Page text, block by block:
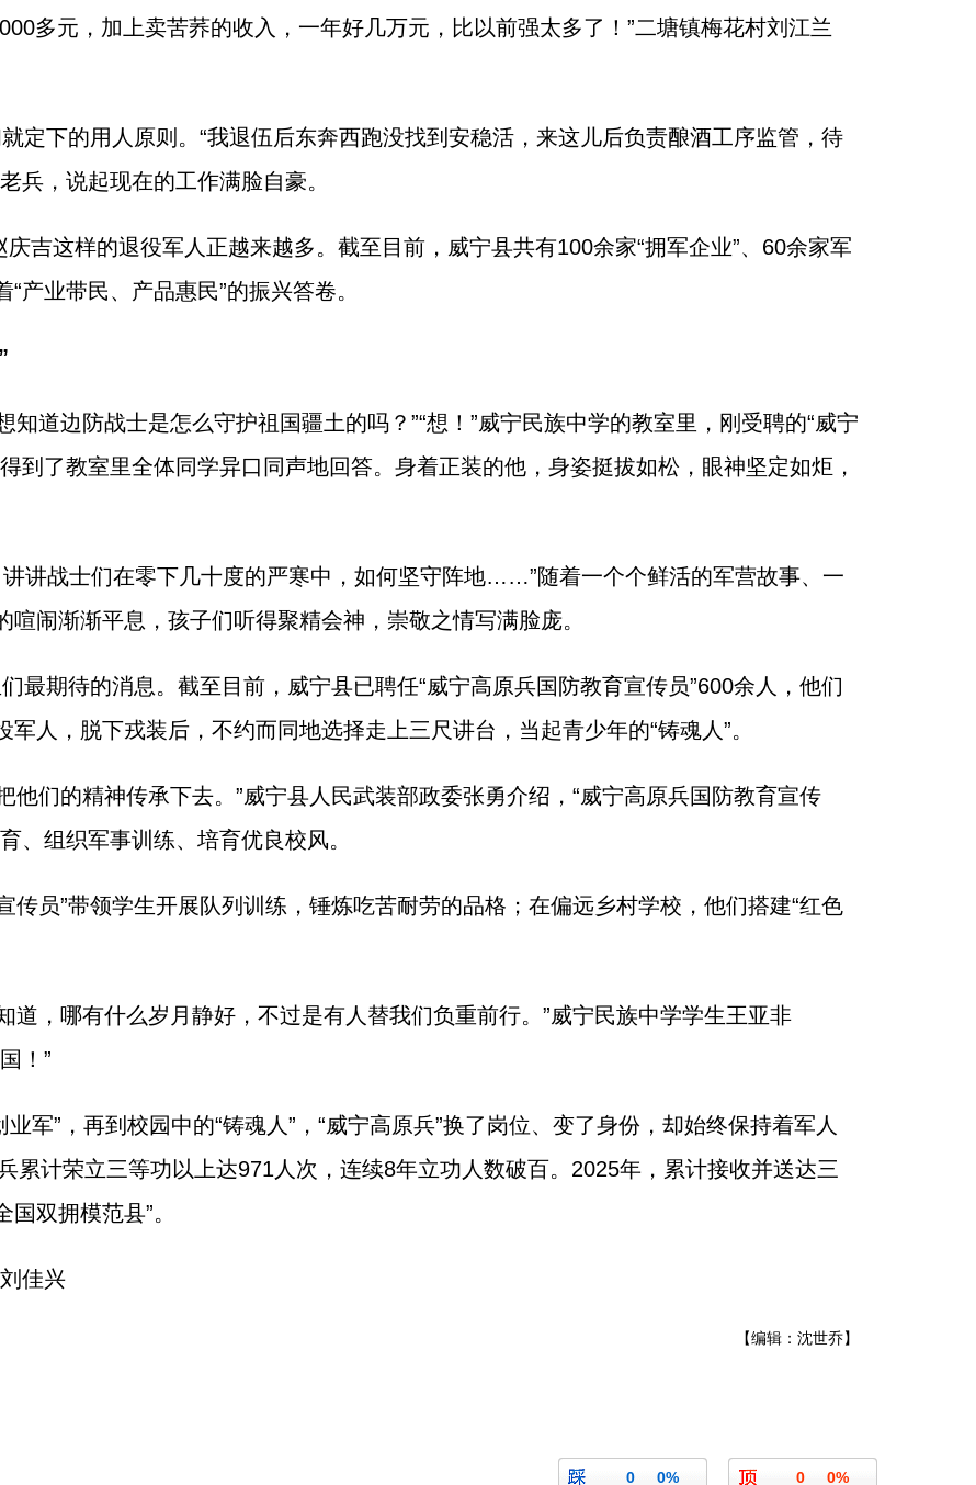
多元，加上卖苦荞的收入，一年好几万元，比以前强太多了！”二塘镇梅花村刘江兰
定下的用人原则。“我退伍后东奔西跑没找到安稳活，来这儿后负责酿酒工序监管，待
兵，说起现在的工作满脸自豪。
吉这样的退役军人正越来越多。截至目前，威宁县共有100余家“拥军企业”、60余家军
产业带民、产品惠民”的振兴答卷。
知道边防战士是怎么守护祖国疆土的吗？”“想！”威宁民族中学的教室里，刚受聘的“威宁
到了教室里全体同学异口同声地回答。身着正装的他，身姿挺拔如松，眼神坚定如炬，
讲讲战士们在零下几十度的严寒中，如何坚守阵地……”随着一个个鲜活的军营故事、一
闹渐渐平息，孩子们听得聚精会神，崇敬之情写满脸庞。
最期待的消息。截至目前，威宁县已聘任“威宁高原兵国防教育宣传员”600余人，他们
人，脱下戎装后，不约而同地选择走上三尺讲台，当起青少年的“铸魂人”。
他们的精神传承下去。”威宁县人民武装部政委张勇介绍，“威宁高原兵国防教育宣传
、组织军事训练、培育优良校风。
传员”带领学生开展队列训练，锤炼吃苦耐劳的品格；在偏远乡村学校，他们搭建“红色
道，哪有什么岁月静好，不过是有人替我们负重前行。”威宁民族中学学生王亚非
！”
业军”，再到校园中的“铸魂人”，“威宁高原兵”换了岗位、变了身份，却始终保持着军人
累计荣立三等功以上达971人次，连续8年立功人数破百。2025年，累计接收并送达三
双拥模范县”。
佳兴
【编辑：沈世乔】
0 0%
0 0%